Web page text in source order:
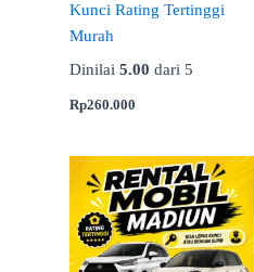
Kunci Rating Tertinggi
Murah
Dinilai 5.00 dari 5
Rp260.000